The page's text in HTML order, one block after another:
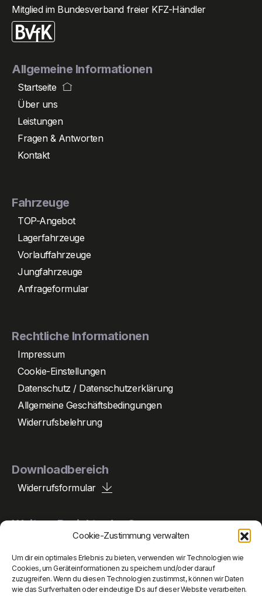
Cookie-Zustimmung verwalten
Um dir ein optimales Erlebnis zu bieten, verwenden wir Technologien wie
Cookies, um Geräteinformationen zu speichern und/oder darauf
zuzugreifen. Wenn du diesen Technologien zustimmst, können wir Daten
wie das Surfverhalten oder eindeutige IDs auf dieser Website verarbeiten.
Mitglied im Bundesverband freier KFZ-Händler
Allgemeine Informationen
Startseite
Über uns
Leistungen
Fragen & Antworten
Kontakt
Fahrzeuge
TOP-Angebot
Lagerfahrzeuge
Vorlauffahrzeuge
Jungfahrzeuge
Anfrageformular
Rechtliche Informationen
Impressum
Cookie-Einstellungen
Datenschutz / Datenschutzerklärung
Allgemeine Geschäftsbedingungen
Widerrufsbelehrung
Downloadbereich
Widerrufsformular
Weitere Projekte der Gruppe
Peperle Holding